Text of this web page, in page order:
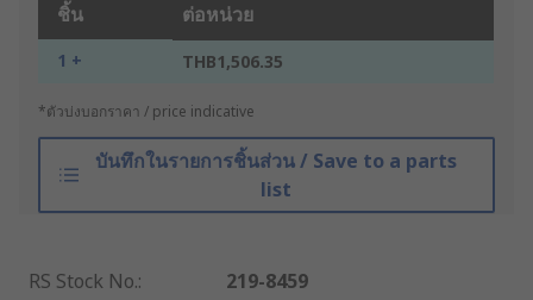
ชิ้น ต่อหน่วย
1 + THB1,506.35
*ตัวบ่งบอกราคา / price indicative
บันทึกในรายการชิ้นส่วน / Save to a parts
list
RS Stock No.:
219-8459